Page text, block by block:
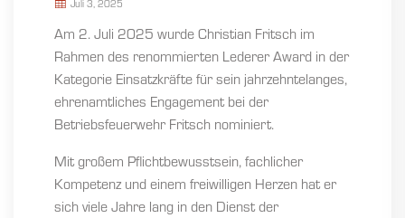
Juli 3, 2025
Am 2. Juli 2025 wurde Christian Fritsch im
Rahmen des renommierten Lederer Award in der
Kategorie Einsatzkräfte für sein jahrzehntelanges,
ehrenamtliches Engagement bei der
Betriebsfeuerwehr Fritsch nominiert.
Mit großem Pflichtbewusstsein, fachlicher
Kompetenz und einem freiwilligen Herzen hat er
sich viele Jahre lang in den Dienst der